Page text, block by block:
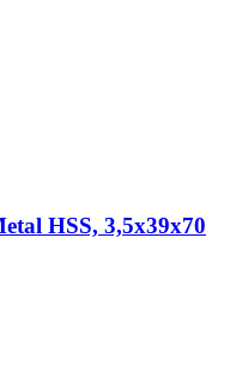
HSS, 3,5x39x70